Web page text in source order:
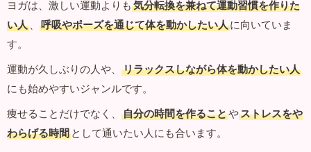
ヨガは、激しい運動よりも 気分転換を兼ねて運動習慣を作りた
い人 、 呼吸やポーズを通じて体を動かしたい人に向いていま
す。
運動が久しぶりの人や、
リラックスしながら体を動かしたい人
にも始めやすいジャンルです。
痩せることだけでなく、
自分の時間を作ることやストレスをや
わらげる時間 として通いたい人にも合います。